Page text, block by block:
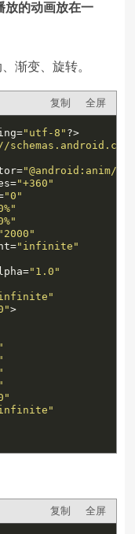
放的动画放在一
渐变、旋转。
复制 全屏
"utf-8" ?>
"@android:anim/
"+360"
"0"
"2000"
"infinite"
"1.0"
>
复制 全屏